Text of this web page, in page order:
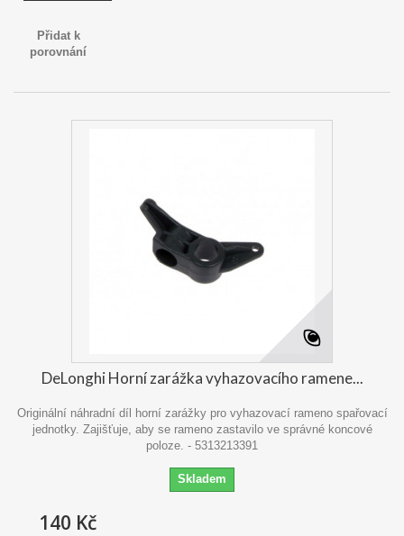
Přidat k
porovnání
DeLonghi Horní zarážka vyhazovacího ramene...
Originální náhradní díl horní zarážky pro vyhazovací rameno spařovací
jednotky. Zajišťuje, aby se rameno zastavilo ve správné koncové
poloze. - 5313213391
Skladem
140 Kč